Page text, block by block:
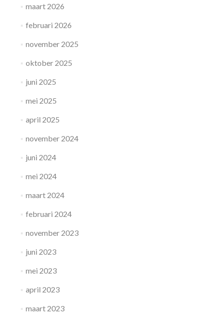
maart 2026
februari 2026
november 2025
oktober 2025
juni 2025
mei 2025
april 2025
november 2024
juni 2024
mei 2024
maart 2024
februari 2024
november 2023
juni 2023
mei 2023
april 2023
maart 2023